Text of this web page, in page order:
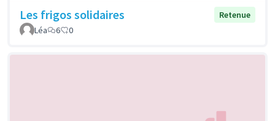
Les frigos solidaires
Retenue
Léa
6 0